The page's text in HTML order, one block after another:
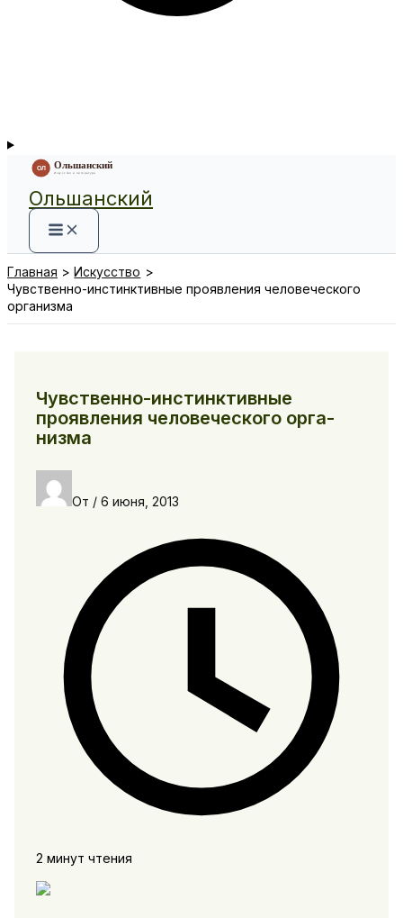
Ольшанский
Главная
Искусство
Чувственно-инстинктивные проявления человеческого
орга­низма
Чувственно-инстинктивные
проявления человеческого орга­
низма
От / 6 июня, 2013
2 минут чтения